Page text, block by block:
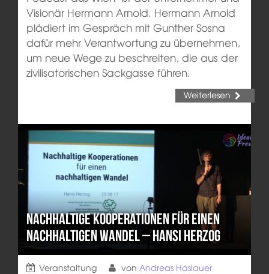
Visionär Hermann Arnold. Hermann Arnold
plädiert im Gespräch mit Gunther Sosna
dafür mehr Verantwortung zu übernehmen,
um neue Wege zu beschreiten, die aus der
zivilisatorischen Sackgasse führen.
Weiterlesen
Nachhaltige Kooperationen für einen
nachhaltigen Wandel – Hansi Herzog
Veranstaltung von Andreas Haslauer